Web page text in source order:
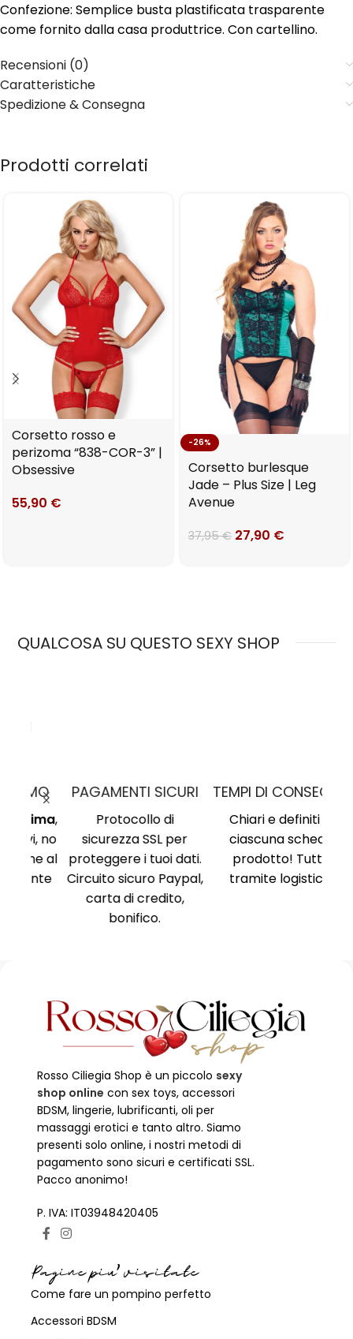
Confezione: Semplice busta plastificata trasparente
come fornito dalla casa produttrice. Con cartellino.
Recensioni (0)
Caratteristiche
Spedizione & Consegna
Prodotti correlati
Corsetto rosso e
perizoma “838-COR-3” |
Obsessive
55,90 €
-26%
Corsetto burlesque
Jade – Plus Size | Leg
Avenue
37,95€ 27,90 €
QUALCOSA SU QUESTO SEXY SHOP
PAGAMENTI SICURI
Protocollo di
sicurezza SSL per
proteggere i tuoi dati.
Circuito sicuro Paypal,
carta di credito,
bonifico.
TEMPI DI CONSEGNA
Chiari e definiti in
ciascuna scheda
prodotto! Tutto
tramite logistica.
Rosso Ciliegia Shop è un piccolo sexy
shop online con sex toys, accessori
BDSM, lingerie, lubrificanti, oli per
massaggi erotici e tanto altro. Siamo
presenti solo online, i nostri metodi di
pagamento sono sicuri e certificati SSL.
Pacco anonimo!
P. IVA: IT03948420405
Pagine piu' visitate
Come fare un pompino perfetto
Accessori BDSM